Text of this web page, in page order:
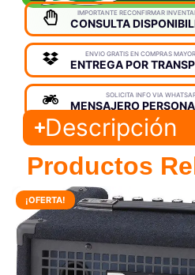
IMPORTANTE RECONFIRMAR
CONSULTA
ENVIO GRATIS EN COMPRAS
ENTREGA POR
SOLICITA INFO VIA
MENSAJERO
Descripción
Productos
¡OFERTA!